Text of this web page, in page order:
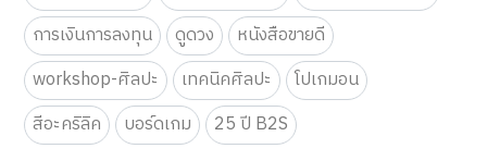
การเงินการลงทุน
ดูดวง
หนังสือขายดี
workshop-ศิลปะ
เทคนิคศิลปะ
โปเกมอน
สีอะคริลิค
บอร์ดเกม 25 ปี B2S